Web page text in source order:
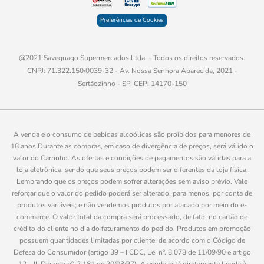
Preferências de Cookies
@2021 Savegnago Supermercados Ltda. - Todos os direitos reservados.
CNPJ: 71.322.150/0039-32 - Av. Nossa Senhora Aparecida, 2021 -
Sertãozinho - SP, CEP: 14170-150
A venda e o consumo de bebidas alcoólicas são proibidos para menores de
18 anos.Durante as compras, em caso de divergência de preços, será válido o
valor do Carrinho. As ofertas e condições de pagamentos são válidas para a
loja eletrônica, sendo que seus preços podem ser diferentes da loja física.
Lembrando que os preços podem sofrer alterações sem aviso prévio. Vale
reforçar que o valor do pedido poderá ser alterado, para menos, por conta de
produtos variáveis; e não vendemos produtos por atacado por meio do e-
commerce. O valor total da compra será processado, de fato, no cartão de
crédito do cliente no dia do faturamento do pedido. Produtos em promoção
possuem quantidades limitadas por cliente, de acordo com o Código de
Defesa do Consumidor (artigo 39 – I CDC, Lei nº. 8.078 de 11/09/90 e artigo